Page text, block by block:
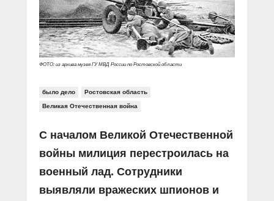
Социальные ролики
Документальные фильмы
Прямой разговор
В знании сила
Специальный репортаж
КиберПОСТОВОЙ
Газета «Щит и меч»
Журнал «Полиция России»
О ПОРТАЛЕ
Контакты
ФОТО: из архива музея ГУ МВД России по Ростовской области
было дело Ростовская область
Великая Отечественная война
C началом Великой Отечественной
войны милиция перестроилась на
военный лад. Сотрудники
выявляли вражеских шпионов и